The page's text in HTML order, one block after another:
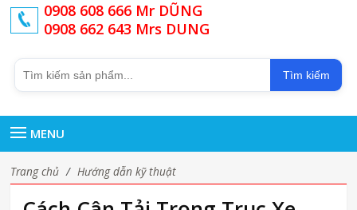
0908 608 666 Mr DŨNG
0908 662 643 Mrs DUNG
Tìm kiếm
MENU
Trang chủ / Hướng dẫn kỹ thuật